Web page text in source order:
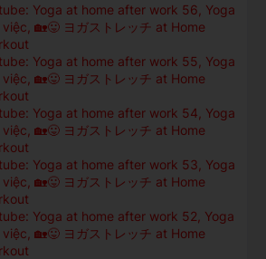
Yoga at home after work 56, Yoga
🏡😛 ヨガストレッチ at Home
Yoga at home after work 55, Yoga
🏡😛 ヨガストレッチ at Home
Yoga at home after work 54, Yoga
🏡😛 ヨガストレッチ at Home
Yoga at home after work 53, Yoga
🏡😛 ヨガストレッチ at Home
Yoga at home after work 52, Yoga
🏡😛 ヨガストレッチ at Home